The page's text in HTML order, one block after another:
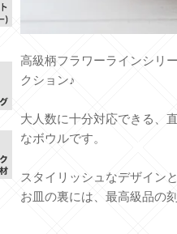
高級柄フラワーラインシリ
クション♪
大人数に十分対応できる、
なボウルです。
スタイリッシュなデザイン
お皿の裏には、最高級品の